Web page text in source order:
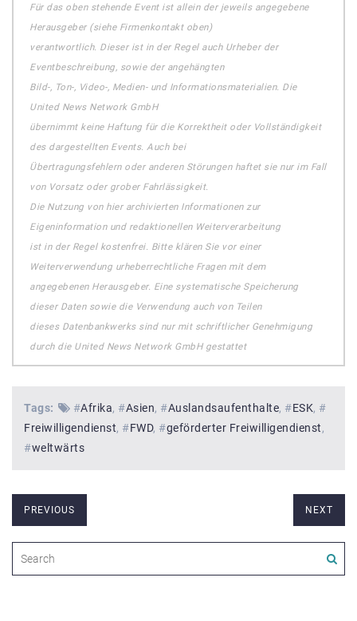
Für das oben stehende Event ist allein der jeweils angegebene
Herausgeber (siehe Firmenkontakt oben)
verantwortlich. Dieser ist in der Regel auch Urheber der
Eventbeschreibung, sowie der angehängten
Bild-, Ton-, Video-, Medien- und Informationsmaterialien. Die
United News Network GmbH
übernimmt keine Haftung für die Korrektheit oder Vollständigkeit
des dargestellten Events. Auch bei
Übertragungsfehlern oder anderen Störungen haftet sie nur im Fall
von Vorsatz oder grober Fahrlässigkeit.
Die Nutzung von hier archivierten Informationen zur
Eigeninformation und redaktionellen Weiterverarbeitung
ist in der Regel kostenfrei. Bitte klären Sie vor einer
Weiterverwendung urheberrechtliche Fragen mit dem
angegebenen Herausgeber. Eine systematische Speicherung
dieser Daten sowie die Verwendung auch von Teilen
dieses Datenbankwerks sind nur mit schriftlicher Genehmigung
durch die United News Network GmbH gestattet
Tags: #Afrika #Asien #Auslandsaufenthalte #ESK #
Freiwilligendienst #FWD #geförderter Freiwilligendienst
#weltwärts
PREVIOUS NEXT